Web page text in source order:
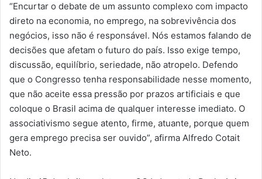
“Encurtar o debate de um assunto complexo com impacto
direto na economia, no emprego, na sobrevivência dos
negócios, isso não é responsável. Nós estamos falando de
decisões que afetam o futuro do país. Isso exige tempo,
discussão, equilíbrio, seriedade, não atropelo. Defendo
que o Congresso tenha responsabilidade nesse momento,
que não aceite essa pressão por prazos artificiais e que
coloque o Brasil acima de qualquer interesse imediato. O
associativismo segue atento, firme, atuante, porque quem
gera emprego precisa ser ouvido”, afirma Alfredo Cotait
Neto.